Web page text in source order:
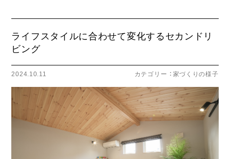
施工事例
モデルハウス
ライフスタイル
クオリティ
ライフスタイルに合わせて変化するセカンドリ
ビング
2024.10.11 カテゴリー ： 家づくりの様子